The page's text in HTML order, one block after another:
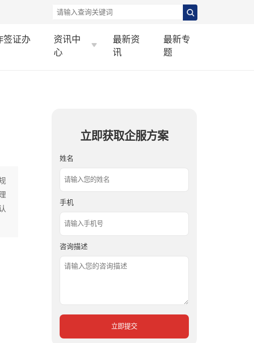
签证办
资讯中
心
最新资
讯
最新专
题
立即获取企服方案
姓名
手机
咨询描述
立即提交